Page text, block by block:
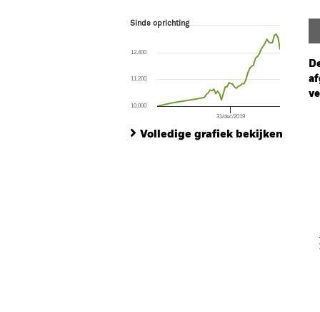
Sinds oprichting
The chart has 1 X axis displaying Time.
The chart has 1 Y axis displaying values.
Sinds oprichting
31/dec/2019
10.000
11.200
12.400
Volledige grafiek bekijken